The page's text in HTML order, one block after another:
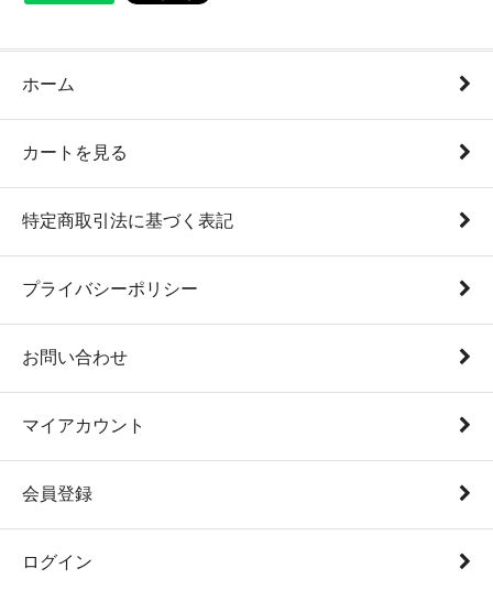
ホーム
カートを見る
特定商取引法に基づく表記
プライバシーポリシー
お問い合わせ
マイアカウント
会員登録
ログイン